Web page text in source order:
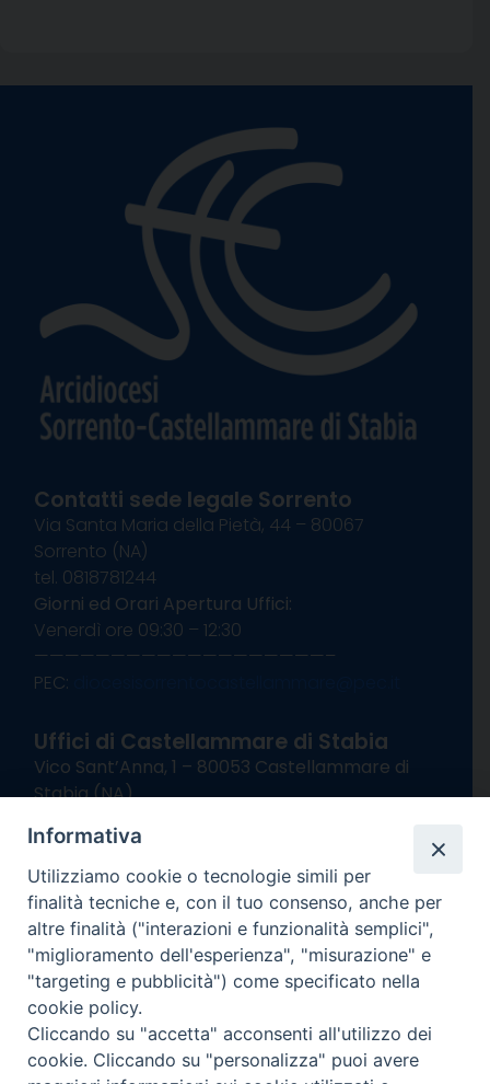
Contatti sede legale Sorrento
Via Santa Maria della Pietà, 44 – 80067
Sorrento (NA)
tel. 0818781244
Giorni ed Orari Apertura Uffici:
Venerdì ore 09:30 – 12:30
———————————————————–
PEC:
Uffici di Castellammare di Stabia
Vico Sant’Anna, 1 – 80053 Castellammare di
Stabia (NA)
Giorni ed Orari Apertura Uffici:
Lunedì e Mercoledì ore 09:00 – 13:00
Uffici Matrimoni:
Lunedì e Mercoledì ore 09:30 – 12:30
seguici su
Channel
Informativa
Utilizziamo cookie o tecnologie simili per
finalità tecniche e, con il tuo consenso, anche per
altre finalità ("interazioni e funzionalità semplici",
"miglioramento dell'esperienza", "misurazione" e
"targeting e pubblicità") come specificato nella
cookie policy.
Cliccando su "accetta" acconsenti all'utilizzo dei
cookie. Cliccando su "personalizza" puoi avere